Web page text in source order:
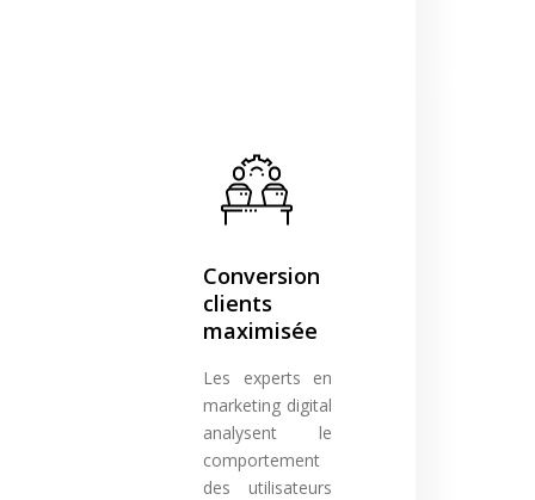
Conversion
clients
maximisée
Les experts en
marketing digital
analysent le
comportement
des utilisateurs